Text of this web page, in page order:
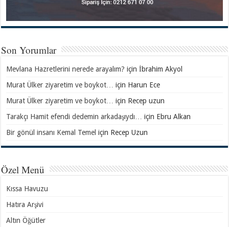
Son Yorumlar
Mevlana Hazretlerini nerede arayalım? içinİbrahim Akyol
Murat Ülker ziyaretim ve boykot…
için Harun Ece
Murat Ülker ziyaretim ve boykot…
için Recep uzun
Tarakçı Hamit efendi dedemin arkadaşıydı…
için Ebru Alkan
Bir gönül insanı Kemal Temel için Recep Uzun
Özel Menü
Kıssa Havuzu
Hatıra Arşivi
Altın Öğütler